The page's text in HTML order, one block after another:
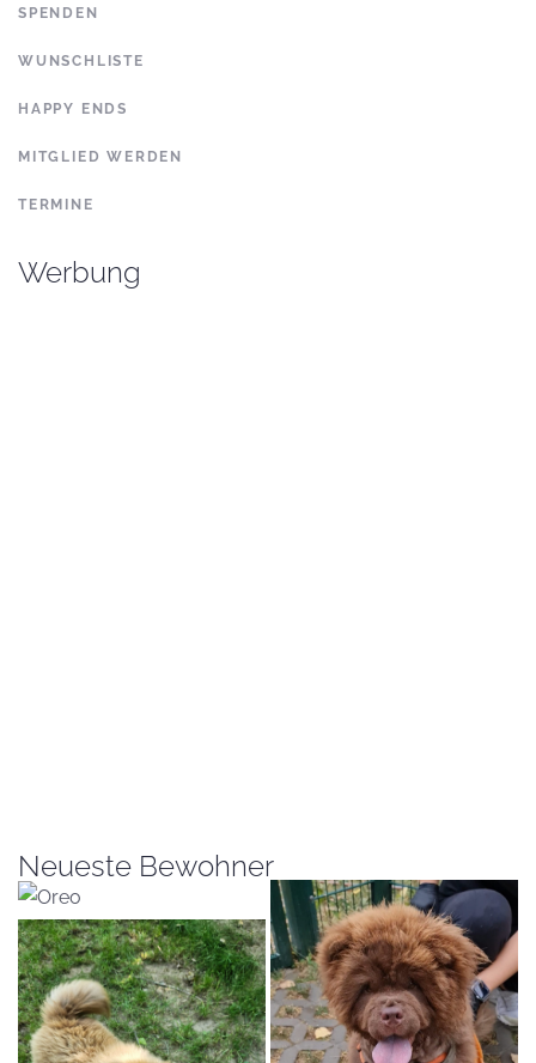
SPENDEN
WUNSCHLISTE
HAPPY ENDS
MITGLIED WERDEN
TERMINE
Werbung
Neueste Bewohner